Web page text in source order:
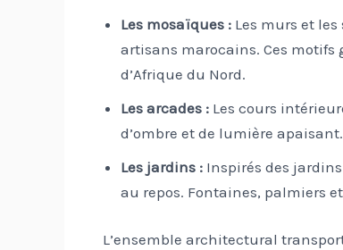
Les mosaïques :Les murs et les
artisans marocains. Ces
d’Afrique du Nord.
Les arcades :Les cours
d’ombre et de lumière apaisant.
Les jardins :Inspirés des
au repos. Fontaines, palmiers
L’ensemble architectural